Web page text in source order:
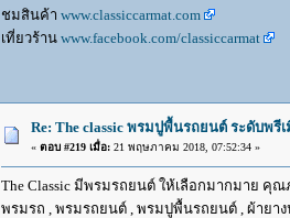
ชมสินค้า www.classiccarmat.com
เที่ยวร้าน www.facebook.com/classiccarmat
Re: The classic พรมปูพื้นรถยนต์ ระดับพรี
« ตอบ #219 เมื่อ:21 พฤษภาคม 2018, 07:52:34 »
The Classic มีพรมรถยนต์ ให้เลือกมากมาย คุ
พรมรถ , พรมรถยนต์ , พรมปูพื้นรถยนต์ , ผ้ายา